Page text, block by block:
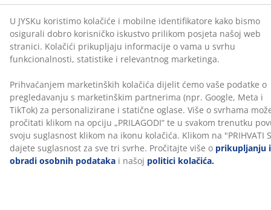
Osim toga, AIR memorijska pjena nije pod utjecajem
temperature prostorije, pa ostaje elastična i potporna
čak i u hladnijem okruženju za spavanje.
Navlaka madraca tretirana je biocidom GREENFIRST®,
koji sadrži aktivnu tvar Geraniol. Tretman Geraniolom
ima svojstva protiv grinja. Geraniol se klasificira kao
tvar koja može izazvati osjetljivost kože, pa se treba
izbjegavati izravan kontakt s kožom. Uvijek koristite
plahtu preko nadmadraca.